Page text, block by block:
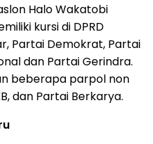
Halo Wakatobi
kursi di DPRD
Partai Demokrat, Partai
dan Partai Gerindra.
beberapa parpol non
dan Partai Berkarya.